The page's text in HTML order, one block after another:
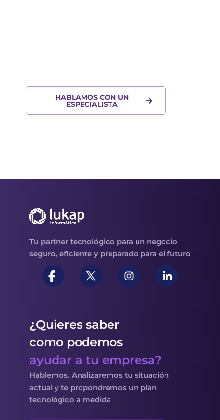
HABLAMOS CON UN
ESPECIALISTA
Tu partner tecnológico para un negocio
seguro, eficiente y preparado para el futuro
¿Quieres saber
como podemos
ayudar a tu empresa?
Hablemos. Analizaremos tu situación
actual y te propondremos un plan
tecnológico a medida